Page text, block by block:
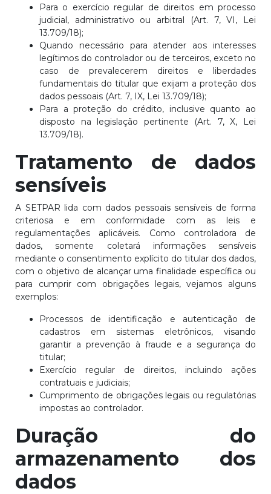
Para o exercício regular de direitos em processo
judicial, administrativo ou arbitral (Art. 7, VI, Lei
13.709/18);
Quando necessário para atender aos interesses
legítimos do controlador ou de terceiros, exceto no
caso de prevalecerem direitos e liberdades
fundamentais do titular que exijam a proteção dos
dados pessoais (Art. 7, IX, Lei 13.709/18);
Para a proteção do crédito, inclusive quanto ao
disposto na legislação pertinente (Art. 7, X, Lei
13.709/18).
Tratamento de dados
sensíveis
A SETPAR lida com dados pessoais sensíveis de forma
criteriosa e em conformidade com as leis e
regulamentações aplicáveis. Como controladora de
dados, somente coletará informações sensíveis
mediante o consentimento explícito do titular dos dados,
com o objetivo de alcançar uma finalidade específica ou
para cumprir com obrigações legais, vejamos alguns
exemplos:
Processos de identificação e autenticação de
cadastros em sistemas eletrônicos, visando
garantir a prevenção à fraude e a segurança do
titular;
Exercício regular de direitos, incluindo ações
contratuais e judiciais;
Cumprimento de obrigações legais ou regulatórias
impostas ao controlador.
Duração do
armazenamento dos
dados